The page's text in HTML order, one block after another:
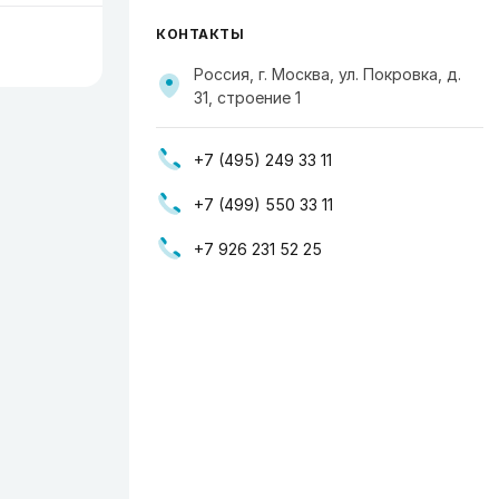
КОНТАКТЫ
Россия, г. Москва, ул. Покровка, д.
31, строение 1
+7 (495) 249 33 11
+7 (499) 550 33 11
+7 926 231 52 25